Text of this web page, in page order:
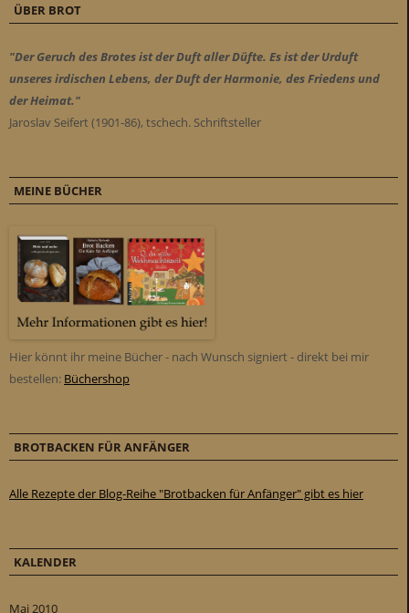
ÜBER BROT
"Der Geruch des Brotes ist der Duft aller Düfte. Es ist der Urduft
unseres irdischen Lebens, der Duft der Harmonie, des Friedens und
der Heimat."
Jaroslav Seifert (1901-86), tschech. Schriftsteller
MEINE BÜCHER
Hier könnt ihr meine Bücher - nach Wunsch signiert - direkt bei mir
bestellen: Büchershop
BROTBACKEN FÜR ANFÄNGER
Alle Rezepte der Blog-Reihe "Brotbacken für Anfänger" gibt es hier
KALENDER
Mai 2010